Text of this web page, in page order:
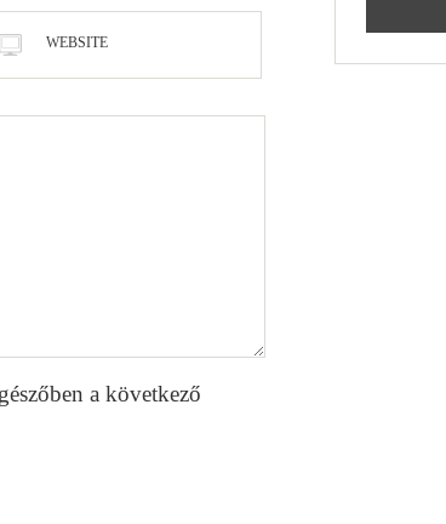
WEBSITE
a következő